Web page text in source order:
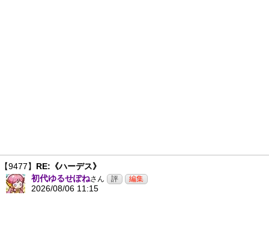
【9477】 RE:《ハーデス》
初代ゆるせぽねさん
2026/08/06 11:15